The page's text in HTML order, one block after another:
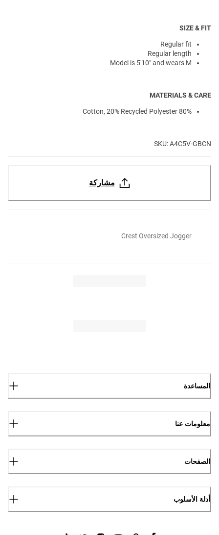
SIZE & FIT
Regular fit
Regular length
Model is 5'10" and wears M
MATERIALS & CARE
80% Cotton, 20% Recycled Polyester
SKU: A4C5V-GBCN
مشاركة
Crest Oversized Jogger
المساعدة
معلومات عنا
الصفحات
أدلة الأسلوب